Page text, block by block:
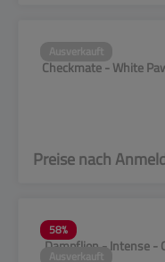
Checkmate - White
Preise nach
58%
Dampflion - Intense -